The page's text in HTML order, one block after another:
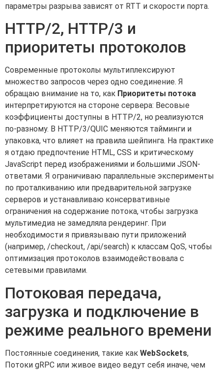
параметры разрыва зависят от RTT и скорости порта.
HTTP/2, HTTP/3 и
приоритеты протоколов
Современные протоколы мультиплексируют
множество запросов через одно соединение. Я
обращаю внимание на то, как Приоритеты потока
интерпретируются на стороне сервера: Весовые
коэффициенты доступны в HTTP/2, но реализуются
по-разному. В HTTP/3/QUIC меняются тайминги и
упаковка, что влияет на правила шейпинга. На практике
я отдаю предпочтение HTML, CSS и критическому
JavaScript перед изображениями и большими JSON-
ответами. Я ограничиваю параллельные эксперименты
по проталкиванию или предварительной загрузке
серверов и устанавливаю консервативные
ограничения на содержание потока, чтобы загрузка
мультимедиа не замедляла рендеринг. При
необходимости я привязываю пути приложений
(например, /checkout, /api/search) к классам QoS, чтобы
оптимизация протоколов взаимодействовала с
сетевыми правилами.
Потоковая передача,
загрузка и подключение в
режиме реального времени
Постоянные соединения, такие как WebSockets,
Потоки gRPC или живое видео ведут себя иначе, чем